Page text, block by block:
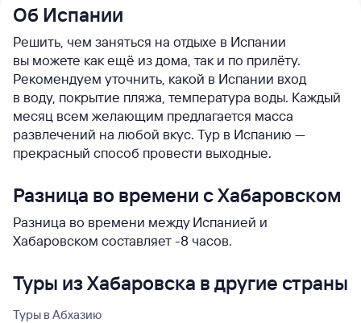
Об Испании
Решить, чем заняться на отдыхе в Испании
вы можете как ещё из дома, так и по прилёту.
Рекомендуем уточнить, какой в Испании вход
в воду, покрытие пляжа, температура воды. Каждый
месяц всем желающим предлагается масса
развлечений на любой вкус. Тур в Испанию —
прекрасный способ провести выходные.
Разница во времени с Хабаровском
Разница во времени между Испанией и
Хабаровском составляет -8 часов.
Туры из Хабаровска в другие страны
Туры в Абхазию